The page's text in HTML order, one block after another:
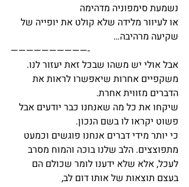
נשמעת סימפוניה מדהימה
או לעיוור מלידה שלא קולט את יופייה של
שקיעה מרהיבה…
——————————-
אבל אולי יש משהו שבכל זאת יעזור לנו.
משקפיים אחרות שיאפשרו לראות את
הדברים מזווית אחרת.
שיקחו את כל מה שאנחנו כבר יודעים אבל
פשוט יקראו לו בשם הנכון.
כי יותר מידי דברים אנחנו פוגשים וכמעט
מתפוצצים. הלב שלנו בוכה והמוח מסרב
לעכל, אלא שלא ידענו לומר שכולם הם
בעצם תוצאות של אותו דום לב,